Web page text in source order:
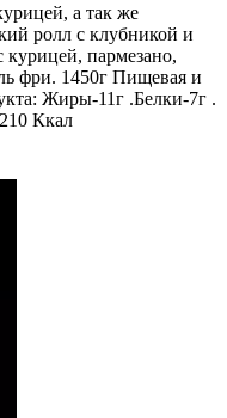
а так же
ролл с клубникой и
курицей, пармезано,
фри. 1450г Пищевая и
Жиры-11г .Белки-7г .
Ккал